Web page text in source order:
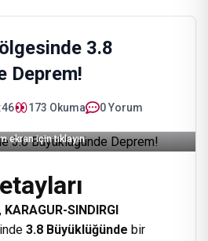
3.8
Deprem!
173 Okuma 0 Yorum
ekran için tıklayın
KARAGUR-SINDIRGI
3.8 Büyüklüğünde bir